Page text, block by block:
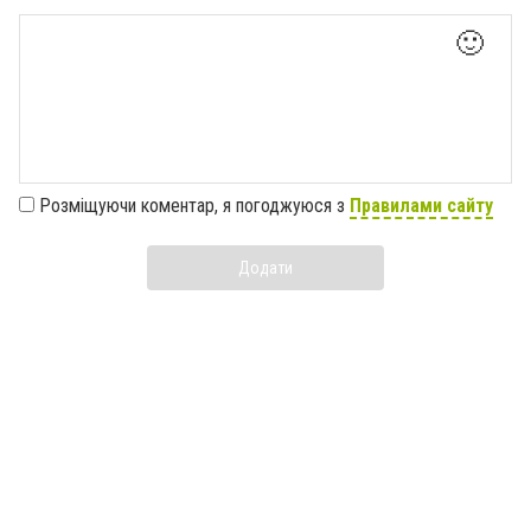
🙂
Розміщуючи коментар, я погоджуюся з Правилами сайту
Додати